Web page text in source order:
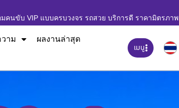
มคนขับ VIP แบบครบวงจร รถสวย บริการดี ราคามิตรภาพ
าม
ผลงานล่าสุด
เมนู